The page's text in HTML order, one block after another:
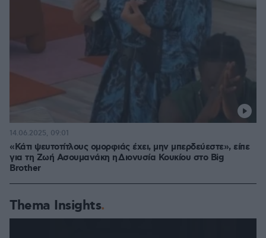
«Κάτι ψευτοτίτλους ομορφιάς έχει, μην μπερδεύεστε», είπε
για τη Ζωή Ασουμανάκη η Διονυσία Κουκίου στο Big
Brother
14.06.2025, 09:01
Thema Insights